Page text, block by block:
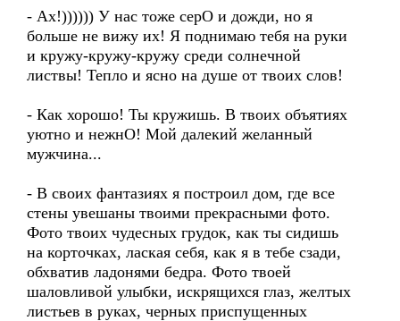
- Ах!)))))) У нас тоже серО и дожди, но я
больше не вижу их! Я поднимаю тебя на руки
и кружу-кружу-кружу среди солнечной
листвы! Тепло и ясно на душе от твоих слов!
- Как хорошо! Ты кружишь. В твоих объятиях
уютно и нежнО! Мой далекий желанный
мужчина...
- В своих фантазиях я построил дом, где все
стены увешаны твоими прекрасными фото.
Фото твоих чудесных грудок, как ты сидишь
на корточках, лаская себя, как я в тебе сзади,
обхватив ладонями бедра. Фото твоей
шаловливой улыбки, искрящихся глаз, желтых
листьев в руках, черных приспущенных